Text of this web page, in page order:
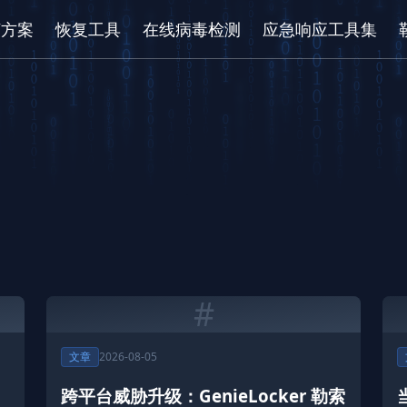
案 恢复工具 在线病毒检测 应急响应工具集
#
文章 2026-08-05
跨平台威胁升级：GenieLocker 勒索